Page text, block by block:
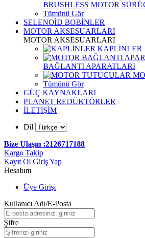
BRUSHLESS MOTOR
Tümünü Gör
SELENOİD BOBİNLER
MOTOR AKSESUARLARI
MOTOR AKSESUARLARI
KAPLİNLER
BAĞLANTI APARATLARI
Tümünü Gör
GÜÇ KAYNAKLARI
PLANET REDÜKTÖRLER
İLETİŞİM
Dil
Bize Ulaşın :2126717188
Kargo Takip
Kayıt Ol Giriş Yap
Hesabım
Üye Girişi
Kullanıcı Adı/E-Posta
Şifre